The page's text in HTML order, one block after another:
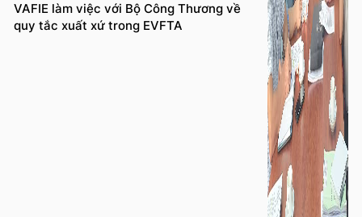
VAFIE làm việc với Bộ Công Thương về
quy tắc xuất xứ trong EVFTA